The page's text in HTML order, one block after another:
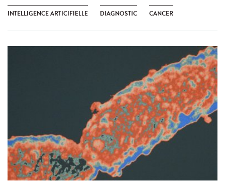
INTELLIGENCE ARTICIFIELLE DIAGNOSTIC CANCER